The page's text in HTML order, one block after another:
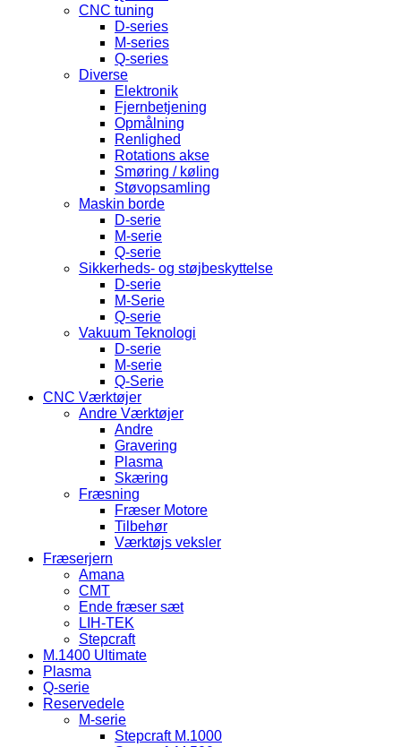
CNC tuning
D-series
M-series
Q-series
Diverse
Elektronik
Fjernbetjening
Opmålning
Renlighed
Rotations akse
Smøring / køling
Støvopsamling
Maskin borde
D-serie
M-serie
Q-serie
Sikkerheds- og støjbeskyttelse
D-serie
M-Serie
Q-serie
Vakuum Teknologi
D-serie
M-serie
Q-Serie
CNC Værktøjer
Andre Værktøjer
Andre
Gravering
Plasma
Skæring
Fræsning
Fræser Motore
Tilbehør
Værktøjs veksler
Fræserjern
Amana
CMT
Ende fræser sæt
LIH-TEK
Stepcraft
M.1400 Ultimate
Plasma
Q-serie
Reservedele
M-serie
Stepcraft M.1000